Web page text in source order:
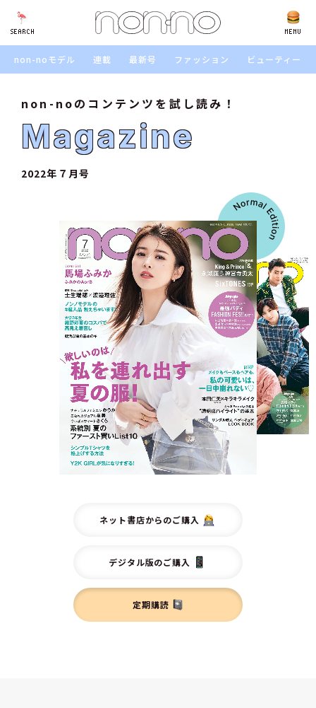
SEARCH MENU
SEARCH
non-noモデル 連載 最新号 ファッション ビューティー
non-noのコンテンツを試し読み！
Magazine
2022年７月号
ネット書店からのご購入
デジタル版のご購入
定期購読